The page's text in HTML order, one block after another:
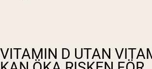
VITAMIN D UTAN